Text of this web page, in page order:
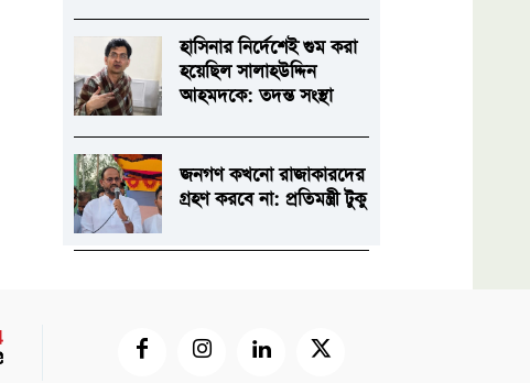
হাসিনার নির্দেশেই গুম করা
হয়েছিল সালাহউদ্দিন
আহমদকে: তদন্ত সংস্থা
জনগণ কখনো রাজাকারদের
গ্রহণ করবে না: প্রতিমন্ত্রী টুকু